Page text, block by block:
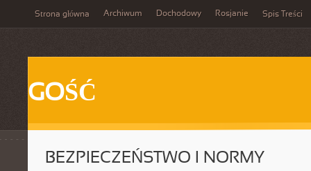
Strona główna Archiwum Dochodowy Rosjanie Spis Treści
GOŚĆ
BEZPIECZEŃSTWO I NORMY